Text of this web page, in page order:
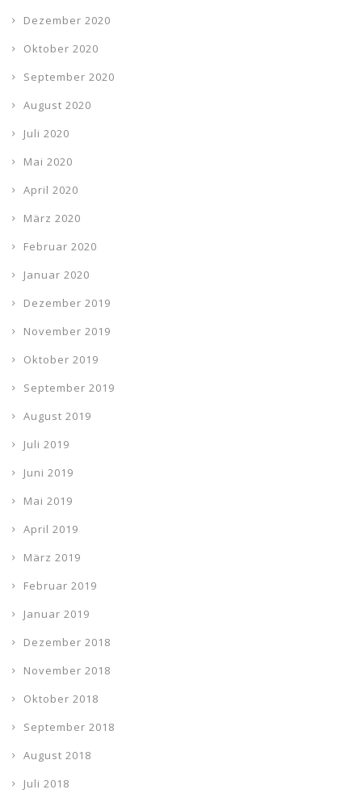
Dezember 2020
Oktober 2020
September 2020
August 2020
Juli 2020
Mai 2020
April 2020
März 2020
Februar 2020
Januar 2020
Dezember 2019
November 2019
Oktober 2019
September 2019
August 2019
Juli 2019
Juni 2019
Mai 2019
April 2019
März 2019
Februar 2019
Januar 2019
Dezember 2018
November 2018
Oktober 2018
September 2018
August 2018
Juli 2018